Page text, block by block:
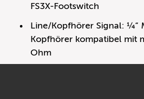
FS3X-Footswitch
Line/Kopfhörer Signal: ¼“
Kopfhörer kompatibel mit
Ohm